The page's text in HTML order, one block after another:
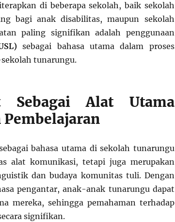
di beberapa sekolah, baik sekolah
bagi anak disabilitas, maupun sekolah
paling signifikan adalah penggunaan
sebagai bahasa utama dalam proses
tunarungu.
Sebagai Alat Utama
bahasa utama di sekolah tunarungu
alat komunikasi, tetapi juga merupakan
dan budaya komunitas tuli. Dengan
pengantar, anak-anak tunarungu dapat
mereka, sehingga pemahaman terhadap
signifikan.